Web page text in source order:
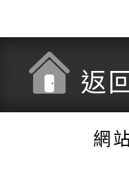
返
網